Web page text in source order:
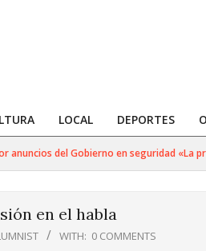
LOCAL DEPORTES
del Gobierno en seguridad «La
en el habla
WITH: 0 COMMENTS